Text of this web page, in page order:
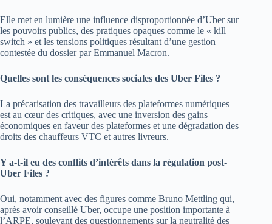
Elle met en lumière une influence disproportionnée d’Uber sur
les pouvoirs publics, des pratiques opaques comme le « kill
switch » et les tensions politiques résultant d’une gestion
contestée du dossier par Emmanuel Macron.
Quelles sont les conséquences sociales des Uber Files ?
La précarisation des travailleurs des plateformes numériques
est au cœur des critiques, avec une inversion des gains
économiques en faveur des plateformes et une dégradation des
droits des chauffeurs VTC et autres livreurs.
Y a-t-il eu des conflits d’intérêts dans la régulation post-
Uber Files ?
Oui, notamment avec des figures comme Bruno Mettling qui,
après avoir conseillé Uber, occupe une position importante à
l’ARPE, soulevant des questionnements sur la neutralité des